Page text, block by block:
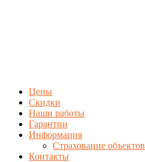
Цены
Скидки
Наши работы
Гарантии
Информация
Страхование объектов
Контакты